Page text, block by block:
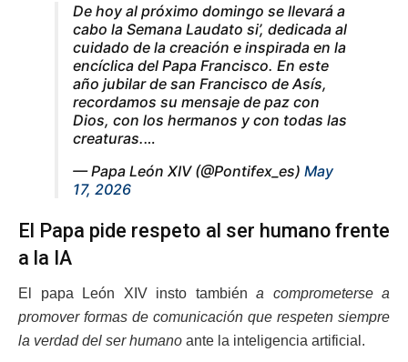
De hoy al próximo domingo se llevará a
cabo la Semana Laudato si’, dedicada al
cuidado de la creación e inspirada en la
encíclica del Papa Francisco. En este
año jubilar de san Francisco de Asís,
recordamos su mensaje de paz con
Dios, con los hermanos y con todas las
creaturas.…
— Papa León XIV (@Pontifex_es) May
17, 2026
El Papa pide respeto al ser humano frente
a la IA
El papa León XIV insto también a comprometerse a
promover formas de comunicación que respeten siempre
la verdad del ser humano ante la inteligencia artificial.